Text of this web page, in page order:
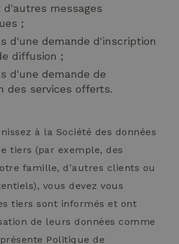
d'autres messages
;
d'une demande d'inscription
diffusion ;
d'une demande de
des services offerts.
à la Société des données
tiers (par exemple, des
famille, d'autres clients ou
vous devez vous
tiers sont informés et ont
de leurs données comme
Politique de